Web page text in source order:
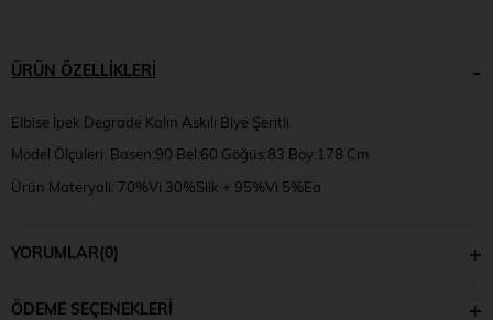
ÜRÜN ÖZELLIKLERI
Elbise İpek Degrade Kalın Askılı Biye Şeritli
Model Ölçüleri: Basen:90 Bel:60 Göğüs:83 Boy:178 Cm
Ürün Materyali: 70%Vi 30%Silk + 95%Vi 5%Ea
YORUMLAR(0)
ÖDEME SEÇENEKLERI